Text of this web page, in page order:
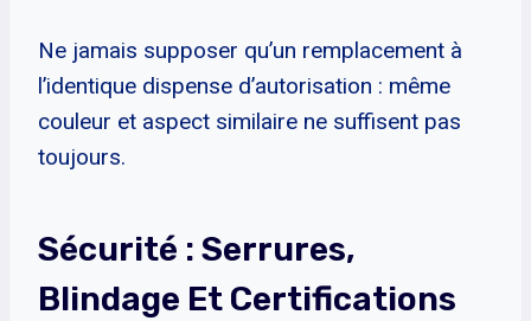
Ne jamais supposer qu’un remplacement à
l’identique dispense d’autorisation : même
couleur et aspect similaire ne suffisent pas
toujours.
Sécurité : Serrures,
Blindage Et Certifications